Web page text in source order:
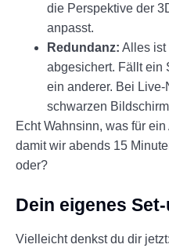
die Perspektive der
anpasst.
Redundanz: Alles ist
abgesichert. Fällt ein
ein anderer. Bei
schwarzen
Echt Wahnsinn, was für
damit wir abends 15
oder?
Dein eigenes
Vielleicht denkst du dir